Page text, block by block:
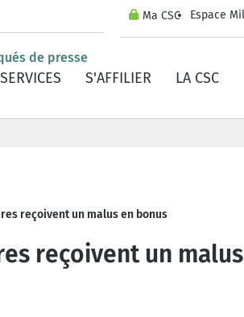
de presse
Ma CSC Espace
SERVICES S'AFFILIER LA CSC
reçoivent un malus en bonus
reçoivent un